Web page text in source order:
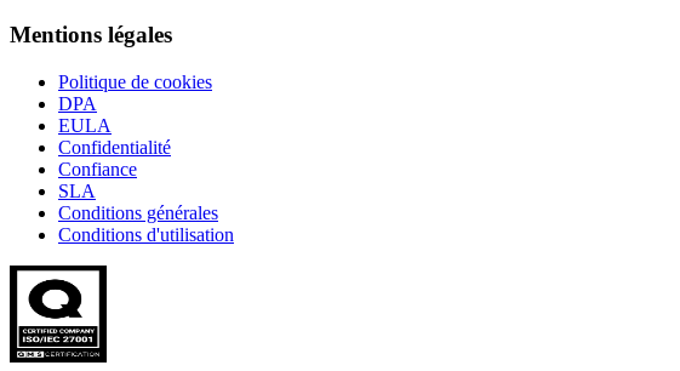
Mentions légales
Politique de cookies
DPA
EULA
Confidentialité
Confiance
SLA
Conditions générales
Conditions d'utilisation